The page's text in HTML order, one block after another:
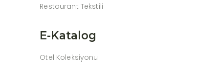
Restaurant Tekstili
E-Katalog
Otel Koleksiyonu